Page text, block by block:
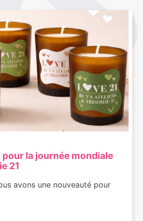
pour la journée mondiale
21
avons une nouveauté pour